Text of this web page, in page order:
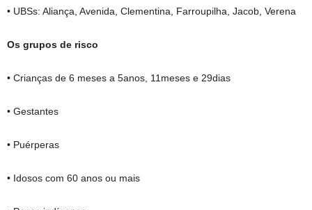
• UBSs: Aliança, Avenida, Clementina, Farroupilha, Jacob, Verena
Os grupos de risco
• Crianças de 6 meses a 5anos, 11meses e 29dias
• Gestantes
• Puérperas
• Idosos com 60 anos ou mais